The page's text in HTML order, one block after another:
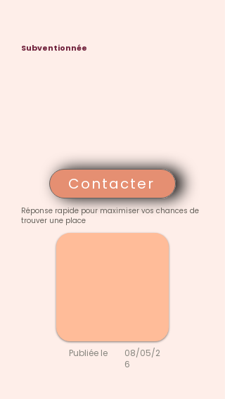
Subventionnée
Contacter
Réponse rapide pour maximiser vos chances de
trouver une place
Publiée le
08/05/2
6